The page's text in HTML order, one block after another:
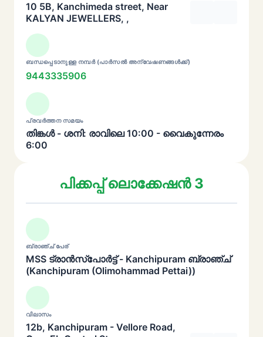
10 5B, Kanchimeda street, Near
KALYAN JEWELLERS, ,
ബന്ധപ്പെടാനുള്ള നമ്പർ (പാർസൽ അന്വേഷണങ്ങൾക്ക്)
9443335906
പ്രവർത്തന സമയം
തിങ്കൾ - ശനി: രാവിലെ 10:00 - വൈകുന്നേരം
6:00
പിക്കപ്പ് ലൊക്കേഷൻ 3
ബ്രാഞ്ച് പേര്
MSS ട്രാൻസ്പോർട്ട് - Kanchipuram ബ്രാഞ്ച്
(Kanchipuram (Olimohammad Pettai))
വിലാസം
12b, Kanchipuram - Vellore Road,